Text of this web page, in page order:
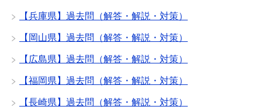
【兵庫県】過去問（解答・解説・対策）
【岡山県】過去問（解答・解説・対策）
【広島県】過去問（解答・解説・対策）
【福岡県】過去問（解答・解説・対策）
【長崎県】過去問（解答・解説・対策）